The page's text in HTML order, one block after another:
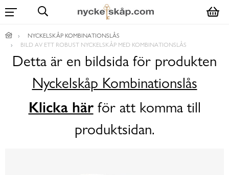
NYCKELSKÅP KOMBINATIONSLÅS
BILD AV ETT ROBUST NYCKELSKÅP MED KOMBINATIONSLÅS
Detta är en bildsida för produkten
Nyckelskåp Kombinationslås
Klicka härför att komma till
produktsidan.